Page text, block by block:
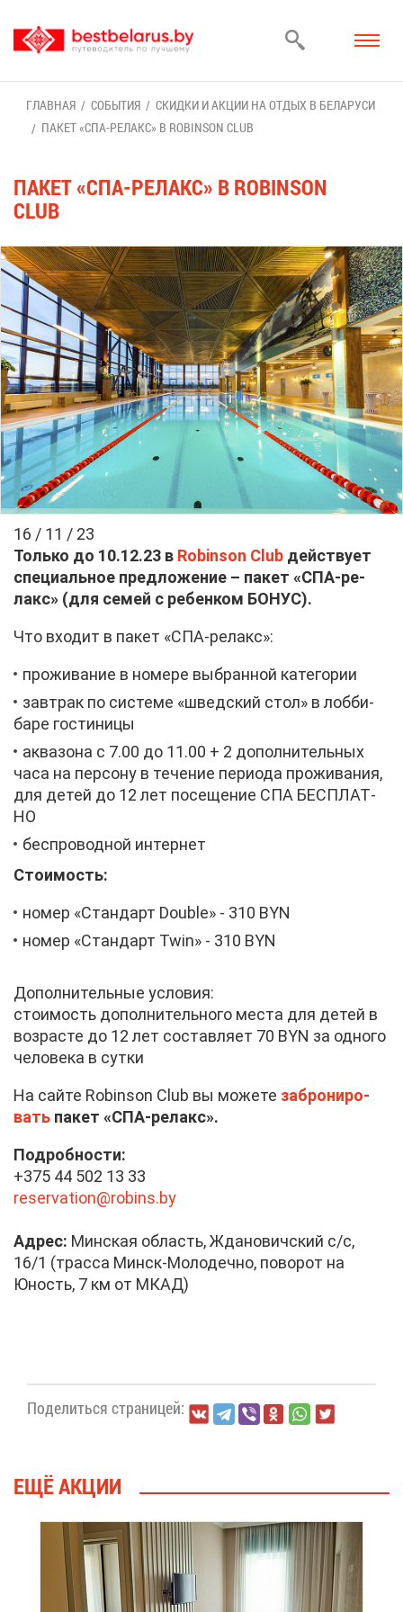
ГЛАВ­НАЯ СО­БЫ­ТИЯ
СКИД­КИ И АК­ЦИИ НА ОТ­ДЫХ В БЕ­ЛА­РУ­СИ
ПА­КЕТ «СПА-РЕ­ЛАКС» В ROBINSON CLUB
ПА­КЕТ «СПА-РЕ­ЛАКС» В ROBINSON
CLUB
16 / 11 / 23
Толь­ко до 10.12.23 в Robinson Club дей­ству­ет
спе­ци­аль­ное пред­ло­же­ние – па­кет «СПА-ре­
лакс» (для се­мей с ре­бен­ком БО­НУС).
Что вхо­дит в па­кет «СПА-ре­лакс»:
про­жи­ва­ние в но­ме­ре вы­бран­ной ка­те­го­рии
зав­трак по си­сте­ме «швед­ский стол» в лоб­би-
ба­ре го­сти­ни­цы
ак­ва­зо­на с 7.00 до 11.00 + 2 до­пол­ни­тель­ных
ча­са на пер­со­ну в те­че­ние пе­ри­о­да про­жи­ва­ния,
для де­тей до 12 лет по­се­ще­ние СПА БЕС­ПЛАТ­
НО
бес­про­вод­ной ин­тер­нет
Сто­и­мость:
но­мер «Стан­дарт Double» - 310 BYN
но­мер «Стан­дарт Twin» - 310 BYN
До­пол­ни­тель­ные усло­вия:
сто­и­мость до­пол­ни­тель­но­го ме­ста для де­тей в
воз­расте до 12 лет со­став­ля­ет 70 BYN за од­но­го
че­ло­ве­ка в сут­ки
На сай­те Robinson Club вы мо­же­те за­бро­ни­ро­
вать па­кет «СПА-ре­лакс».
По­дроб­но­сти:
+375 44 502 13 33
reservation@​robins.​by
Ад­рес: Мин­ская об­ласть, Жда­но­вич­ский с/с,
16/1 (трас­са Минск-Мо­ло­деч­но, по­во­рот на
Юность, 7 км от МКАД)
По­де­лить­ся стра­ни­цей:
ЕЩЁ АК­ЦИИ